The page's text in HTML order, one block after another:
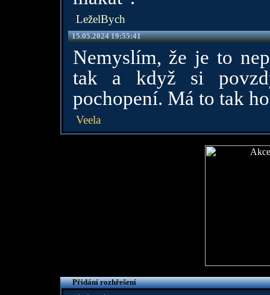
LeželBych
15.05.2024 19:55:41
Nemyslím, že je to
tak a když si
pochopení. Má to tak
Veela
Přidání rozhřešení